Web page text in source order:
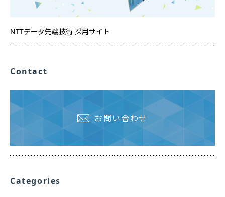
NTTデータ先端技術 採用サイト
Contact
お問い合わせ
Categories